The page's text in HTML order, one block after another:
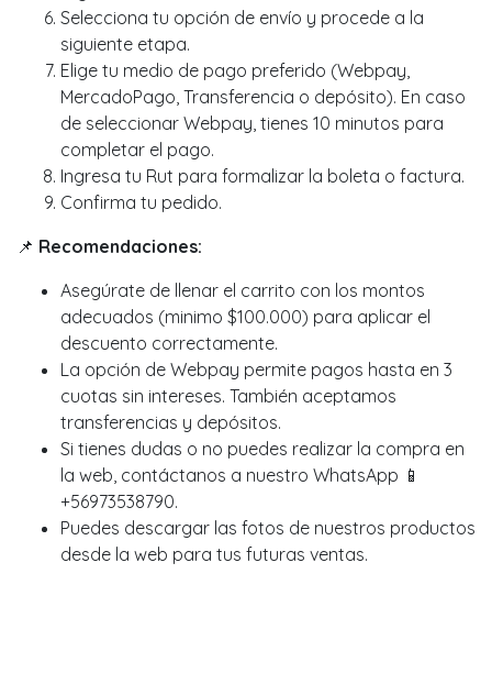
Selecciona tu opción de envío y procede a la
siguiente etapa.
Elige tu medio de pago preferido (Webpay,
MercadoPago, Transferencia o depósito). En caso
de seleccionar Webpay, tienes 10 minutos para
completar el pago.
Ingresa tu Rut para formalizar la boleta o factura.
Confirma tu pedido.
📌 Recomendaciones:
Asegúrate de llenar el carrito con los montos
adecuados (minimo $100.000) para aplicar el
descuento correctamente.
La opción de Webpay permite pagos hasta en 3
cuotas sin intereses. También aceptamos
transferencias y depósitos.
Si tienes dudas o no puedes realizar la compra en
la web, contáctanos a nuestro WhatsApp 📱
+56973538790.
Puedes descargar las fotos de nuestros productos
desde la web para tus futuras ventas.